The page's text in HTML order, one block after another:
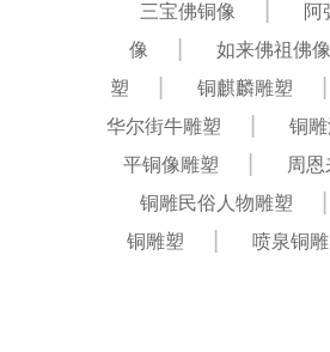
三宝佛铜像
阿
像
如来佛祖佛像
塑
铜麒麟雕塑
华尔街牛雕塑
铜
平铜像雕塑
周
铜雕民俗人物雕塑
铜雕塑
喷泉铜